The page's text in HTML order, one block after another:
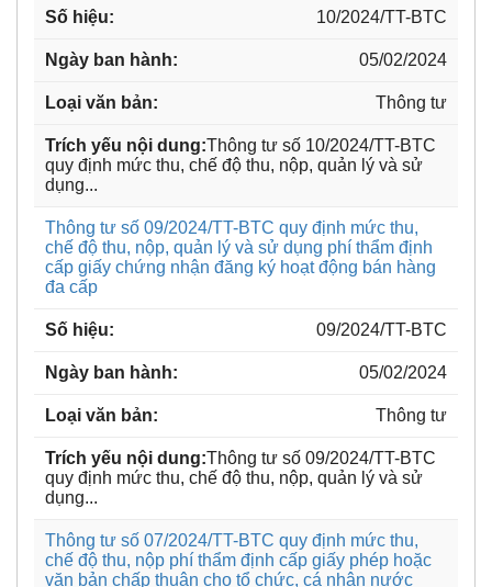
10/2024/TT-BTC
05/02/2024
Thông tư
Thông tư số 10/2024/TT-BTC
quy định mức thu, chế độ thu, nộp, quản lý và sử
dụng...
Thông tư số 09/2024/TT-BTC quy định mức thu,
chế độ thu, nộp, quản lý và sử dụng phí thẩm định
cấp giấy chứng nhận đăng ký hoạt động bán hàng
đa cấp
09/2024/TT-BTC
05/02/2024
Thông tư
Thông tư số 09/2024/TT-BTC
quy định mức thu, chế độ thu, nộp, quản lý và sử
dụng...
Thông tư số 07/2024/TT-BTC quy định mức thu,
chế độ thu, nộp phí thẩm định cấp giấy phép hoặc
văn bản chấp thuận cho tổ chức, cá nhân nước